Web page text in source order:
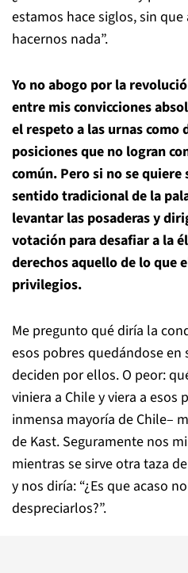
estamos hace siglos, sin
hacernos nada”.
Yo no abogo por la
entre mis convicciones
el respeto a las urnas como
posiciones que no logran
común. Pero si no se
sentido tradicional de la
levantar las posaderas y
votación para desafiar a la
derechos aquello de lo que
privilegios.
Me pregunto qué diría la
esos pobres quedándose en
deciden por ellos. O peor:
viniera a Chile y viera a esos
inmensa mayoría de Chile–
de Kast. Seguramente nos
mientras se sirve otra taza
y nos diría: “¿Es que acaso
despreciarlos?”.